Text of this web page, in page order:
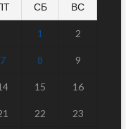
СБ ВС
1 2
7 8 9
15 16
22 23